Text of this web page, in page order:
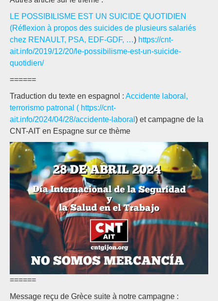
LE POSSIBILISME EST UN SUICIDE QUOTIDIEN
(Réflexion à propos des suicides de plusieurs salariés
chez RENAULT, PSA, EDF-GDF, …) https://cnt-
ait.info/2019/12/20/le-possibilisme-est-un-suicide-
quotidien/
======
Traduction du texte en espagnol : Accidente laboral,
terrorismo patronal ( https://cnt-
ait.info/2024/04/28/accidente-laboral ) et campagne de la
CNT-AIT en Espagne sur ce thème
======
Message reçu de Grèce suite à notre campagne :